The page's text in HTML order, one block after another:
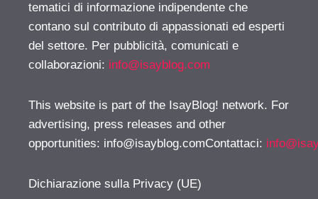
tematici di informazione indipendente che
contano sul contributo di appassionati ed esperti
del settore. Per pubblicità, comunicati e
collaborazioni: info@isayblog.com
This website is part of the IsayBlog! network. For
advertising, press releases and other
opportunities: info@isayblog.comContattaci:
Dichiarazione sulla Privacy (UE)